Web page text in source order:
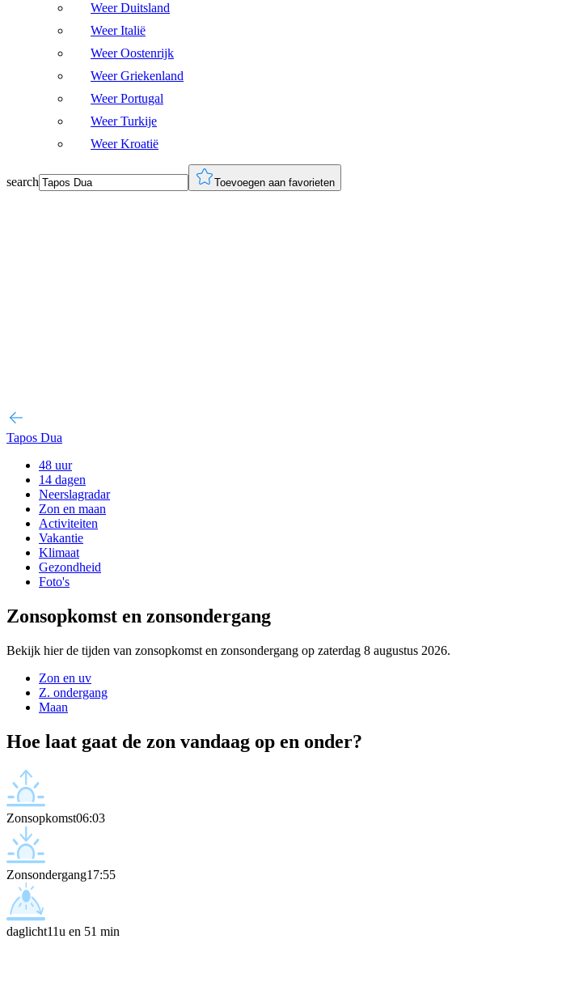
Weer Duitsland
Weer Italië
Weer Oostenrijk
Weer Griekenland
Weer Portugal
Weer Turkije
Weer Kroatië
search Toevoegen aan favorieten
Tapos Dua
48 uur
14 dagen
Neerslagradar
Zon en maan
Activiteiten
Vakantie
Klimaat
Gezondheid
Foto's
Zonsopkomst en zonsondergang
Bekijk hier de tijden van zonsopkomst en zonsondergang op zaterdag 8 augustus 2026.
Zon en uv
Z. ondergang
Maan
Hoe laat gaat de zon vandaag op en onder?
Zonsopkomst06:03
Zonsondergang17:55
daglicht11u en 51 min